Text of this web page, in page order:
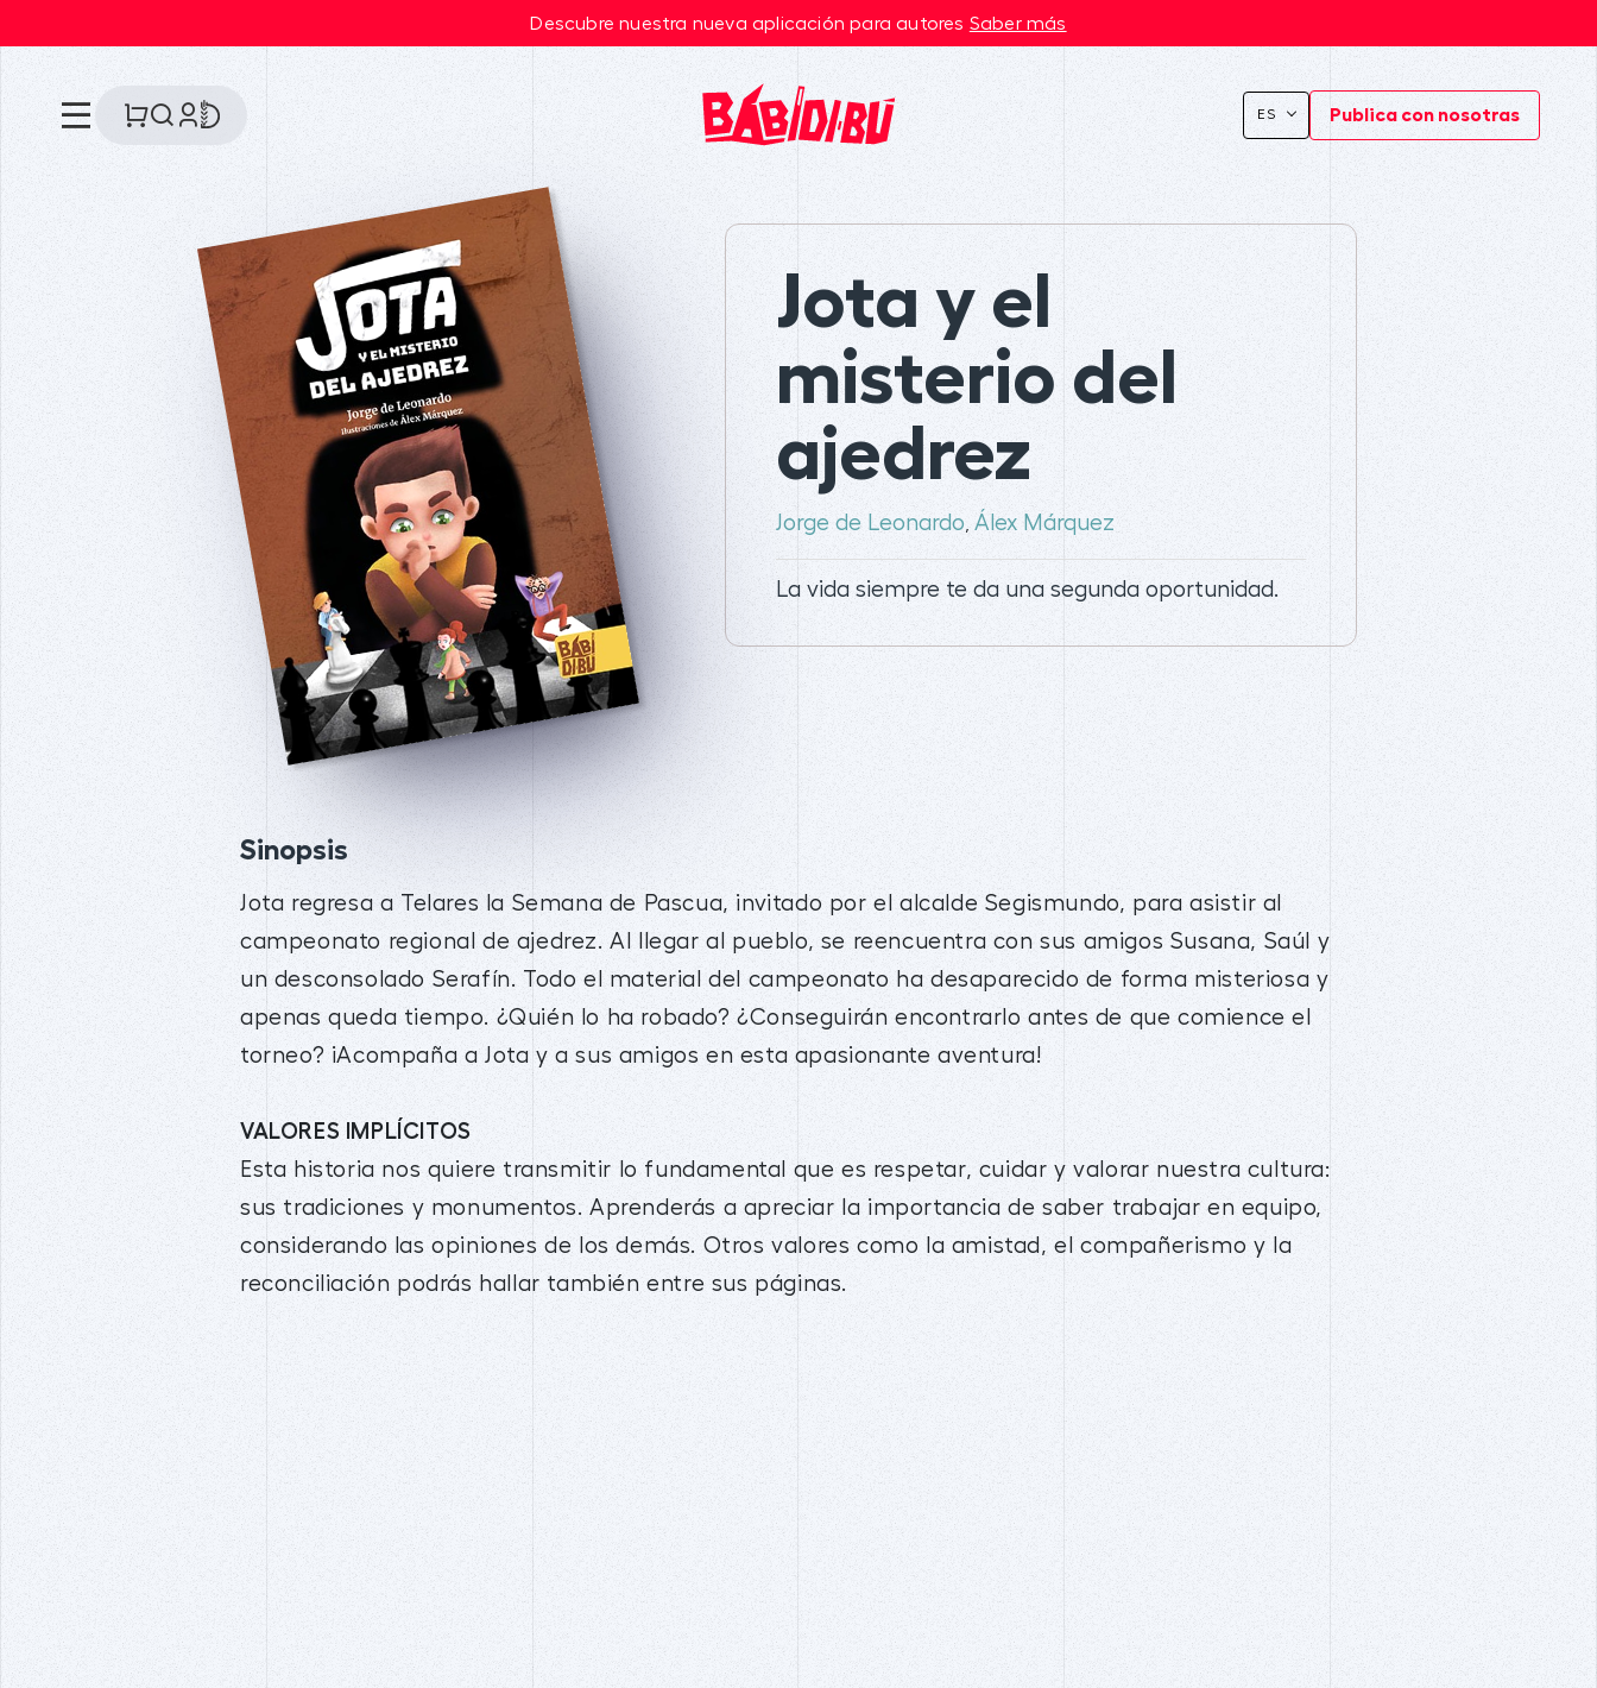
Descubre nuestra nueva aplicación para autores Saber más
ES Publica con nosotras
Jota y el
misterio del
ajedrez
Jorge de Leonardo Álex Márquez
La vida siempre te da una segunda oportunidad.
Sinopsis
Jota regresa a Telares la Semana de Pascua, invitado por el alcalde Segismundo, para asistir al
campeonato regional de ajedrez. Al llegar al pueblo, se reencuentra con sus amigos Susana, Saúl y
un desconsolado Serafín. Todo el material del campeonato ha desaparecido de forma misteriosa y
apenas queda tiempo. ¿Quién lo ha robado? ¿Conseguirán encontrarlo antes de que comience el
torneo? ¡Acompaña a Jota y a sus amigos en esta apasionante aventura!
VALORES IMPLÍCITOS
Esta historia nos quiere transmitir lo fundamental que es respetar, cuidar y valorar nuestra cultura:
sus tradiciones y monumentos. Aprenderás a apreciar la importancia de saber trabajar en equipo,
considerando las opiniones de los demás. Otros valores como la amistad, el compañerismo y la
reconciliación podrás hallar también entre sus páginas.